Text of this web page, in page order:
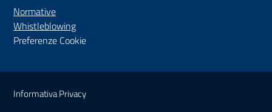
Normative
Whistleblowing(nuova scheda - new tab)
Preferenze Cookie
Sezione Link Utili
Informativa Privacy